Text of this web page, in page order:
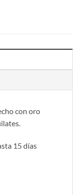
con oro
15 días